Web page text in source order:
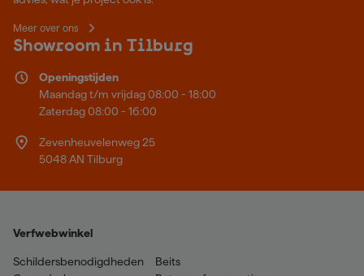
Meer over ons
Showroom in Tilburg
Openingstijden
Maandag t/m vrijdag 08:00 - 18:00
Zaterdag 08:00 - 16:00
Zevenheuvelenweg 25
5048 AN Tilburg
Verfwebwinkel
Schildersbenodigdheden
Beits